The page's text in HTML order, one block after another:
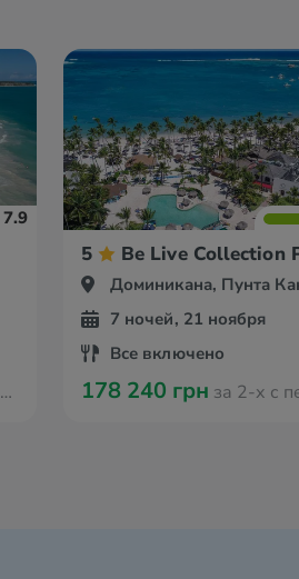
7.9
5 Be Live Collection
Доминикана, Пунта
7 ночей, 21 ноября
Все включено
178 240 грн за 2-х с перелётом